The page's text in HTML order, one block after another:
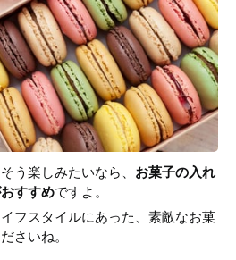
う楽しみたいなら、 お菓子の入れ
すすめですよ。
フスタイルにあった、素敵なお菓
さいね。